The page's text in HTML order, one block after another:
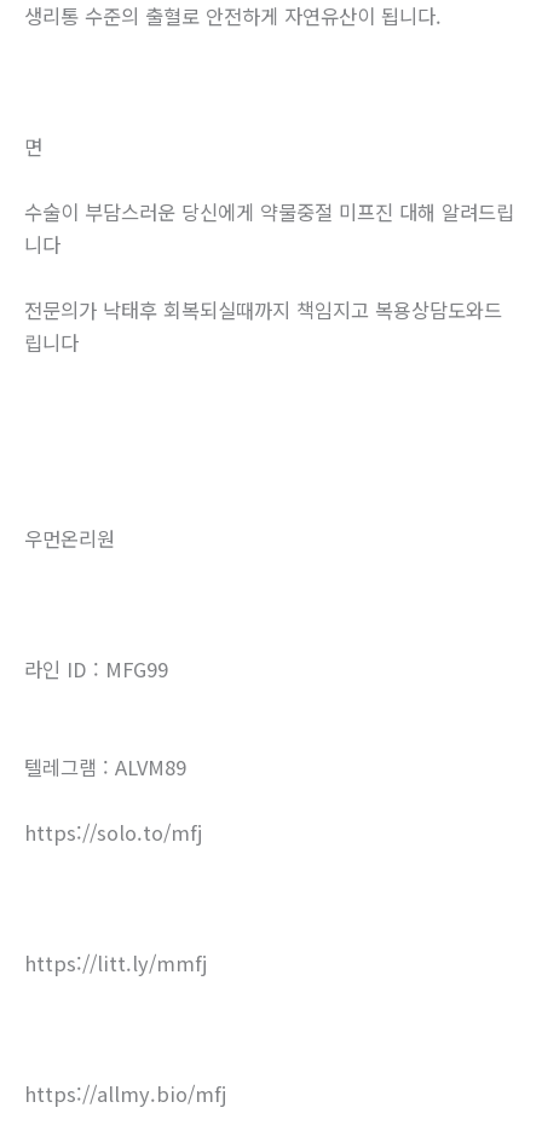
생리통 수준의 출혈로 안전하게 자연유산이 됩니다.
면
수술이 부담스러운 당신에게 약물중절 미프진 대해 알려드립
니다
전문의가 낙태후 회복되실때까지 책임지고 복용상담도와드
립니다
우먼온리원
라인 ID : MFG99
텔레그램 : ALVM89
https://solo.to/mfj
https://litt.ly/mmfj
https://allmy.bio/mfj